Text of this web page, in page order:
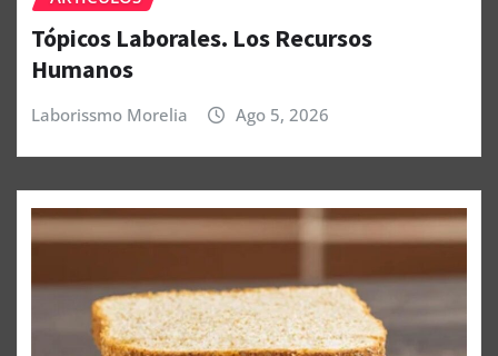
Tópicos Laborales. Los Recursos
Humanos
Laborissmo Morelia Ago 5, 2026